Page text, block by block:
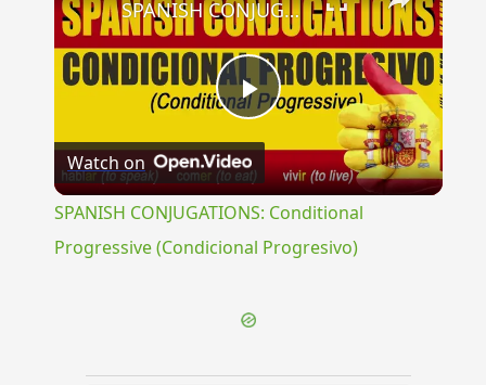
Play
Video
SPANISH CONJUGATIONS: Conditional Progressive (Condicional Progresivo)
Watch on
SPANISH CONJUGATIONS: Conditional
Progressive (Condicional Progresivo)